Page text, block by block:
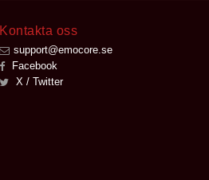
Kontakta oss
support@emocore.se
Facebook
X / Twitter